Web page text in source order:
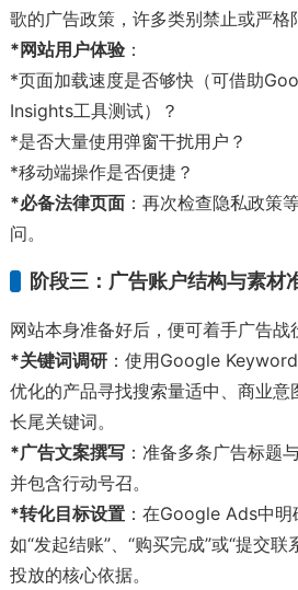
歌的广告政策，许多类别禁止或严格
*网站用户体验：
*页面加载速度是否够快（可借助
Insights工具测试）？
*是否大量使用弹窗干扰用户？
*移动端操作是否便捷？
*必备法律页面：再次检查隐私政策
问。
阶段三：广告账户结构与素材
网站本身准备好后，便可着手广告战
*关键词调研：使用Google
优化的产品寻找搜索量适中、商业意
长尾关键词。
*广告文案撰写：准备多条广告标题
并包含行动号召。
*转化目标设置：在Google Ads中明
如“发起结账”、“购买完成”或“提交
投放的核心依据。